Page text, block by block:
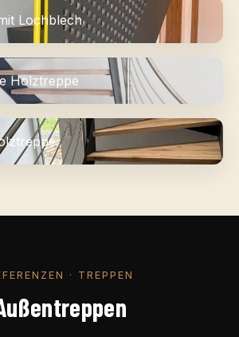
Lochblech
Holztreppe
· TREPPEN